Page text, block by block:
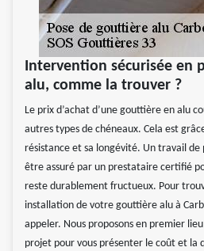
Intervention sécurisée en
alu, comme la trouver ?
Le prix d’achat d’une gouttière en alu
autres types de chéneaux. Cela est
résistance et sa longévité. Un travail
être assuré par un prestataire certifié
reste durablement fructueux. Pour
installation de votre gouttière alu à
appeler. Nous proposons en premier
projet pour vous présenter le coût et la